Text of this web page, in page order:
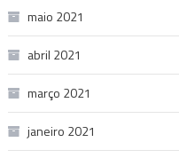
maio 2021
abril 2021
março 2021
janeiro 2021